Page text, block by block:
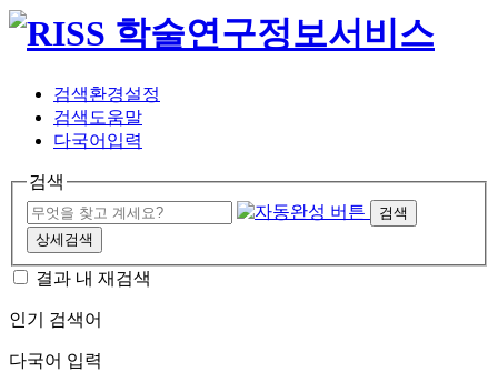
검색환경설정
검색도움말
다국어입력
검색
검색
상세검색
결과 내 재검색
인기 검색어
다국어 입력